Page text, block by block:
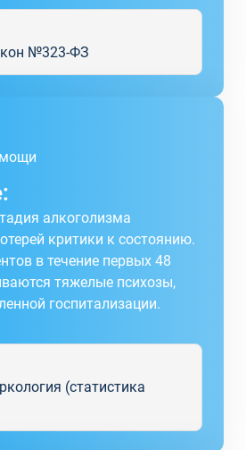
№323-ФЗ
алкоголизма
критики к состоянию.
в течение первых 48
тяжелые психозы,
госпитализации.
(статистика